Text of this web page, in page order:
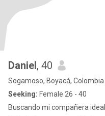
Daniel, 40
Sogamoso, Boyacá, Colombia
Seeking: Female 26 - 40
Buscando mi compañera ideal